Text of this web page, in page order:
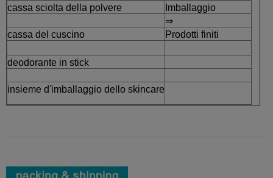
cassa sciolta della polvere
Imballaggio
⇒
cassa del cuscino
Prodotti finiti
deodorante in stick
insieme d'imballaggio dello skincare